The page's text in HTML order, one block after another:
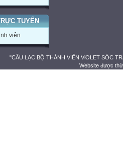
TUYẾN
viên
"CÂU LẠC BỘ THÀNH VIÊN ViOLET SÓC
Website được